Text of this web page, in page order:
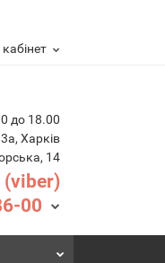
до 18.00
Харків
14
(viber)
00